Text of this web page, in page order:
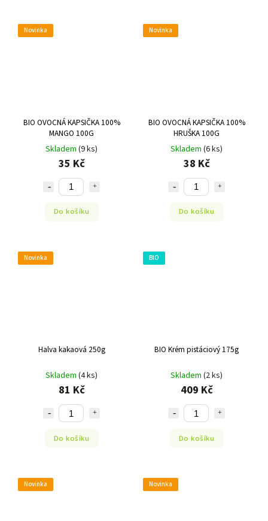
Novinka
BIO OVOCNÁ KAPSIČKA 100%
MANGO 100G
Skladem (9 ks)
35 Kč
Do košíku
Novinka
BIO OVOCNÁ KAPSIČKA 100%
HRUŠKA 100G
Skladem (6 ks)
38 Kč
Do košíku
Novinka
Halva kakaová 250g
Skladem (4 ks)
81 Kč
Do košíku
BIO
BIO Krém pistáciový 175g
Skladem (2 ks)
409 Kč
Do košíku
Novinka Novinka